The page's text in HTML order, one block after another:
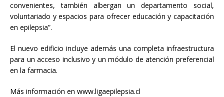
convenientes, también albergan un departamento social,
voluntariado y espacios para ofrecer educación y capacitación
en epilepsia”.
El nuevo edificio incluye además una completa infraestructura
para un acceso inclusivo y un módulo de atención preferencial
en la farmacia.
Más información en www.ligaepilepsia.cl